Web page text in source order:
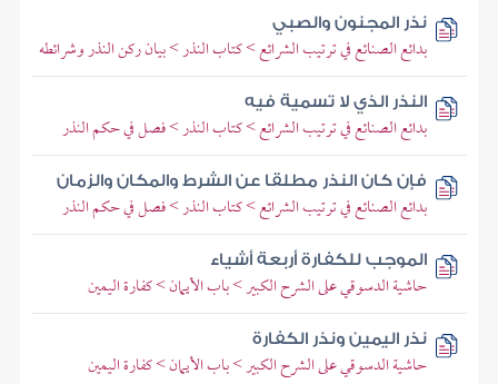
نذر المجنون والصبي
بدائع الصنائع في ترتيب الشرائع > كتاب النذر > بيان ركن النذر وشرائطه
النذر الذي لا تسمية فيه
بدائع الصنائع في ترتيب الشرائع > كتاب النذر > فصل في حكم النذر
فإن كان النذر مطلقا عن الشرط والمكان والزمان
بدائع الصنائع في ترتيب الشرائع > كتاب النذر > فصل في حكم النذر
الموجب للكفارة أربعة أشياء
حاشية الدسوقي على الشرح الكبير > باب الأيمان > كفارة اليمين
نذر اليمين ونذر الكفارة
حاشية الدسوقي على الشرح الكبير > باب الأيمان > كفارة اليمين